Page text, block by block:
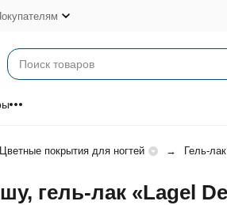
Цветные покрытия для ногтей Гель-
гель-лак «Lagel